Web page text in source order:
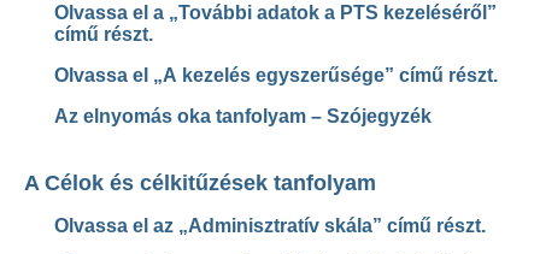
Olvassa el a „További adatok a PTS kezeléséről”
című részt.
Olvassa el „A kezelés egyszerűsége” című részt.
Az elnyomás oka tanfolyam – Szójegyzék
A Célok és célkitűzések tanfolyam
Olvassa el az „Adminisztratív skála” című részt.